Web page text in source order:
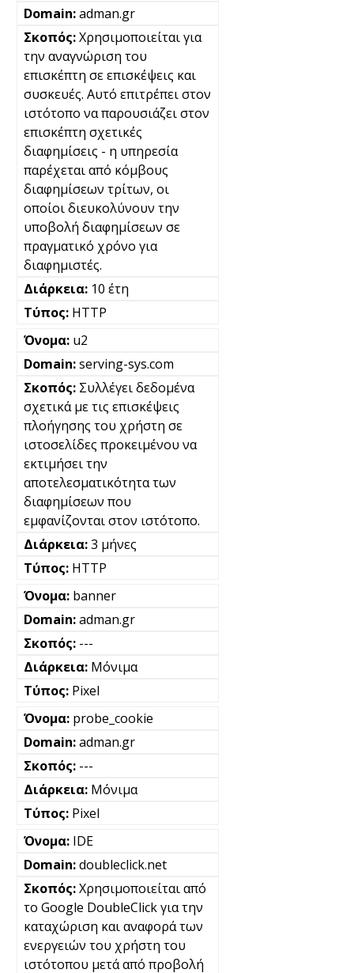
adman.gr
Χρησιμοποιείται για
την αναγνώριση του
επισκέπτη σε επισκέψεις και
συσκευές. Αυτό επιτρέπει στον
ιστότοπο να παρουσιάζει στον
επισκέπτη σχετικές
διαφημίσεις - η υπηρεσία
παρέχεται από κόμβους
διαφημίσεων τρίτων, οι
οποίοι διευκολύνουν την
υποβολή διαφημίσεων σε
πραγματικό χρόνο για
διαφημιστές.
10 έτη
HTTP
u2
serving-sys.com
Συλλέγει δεδομένα
σχετικά με τις επισκέψεις
πλοήγησης του χρήστη σε
ιστοσελίδες προκειμένου να
εκτιμήσει την
αποτελεσματικότητα των
διαφημίσεων που
εμφανίζονται στον ιστότοπο.
3 μήνες
HTTP
banner
adman.gr
---
Μόνιμα
Pixel
probe_cookie
adman.gr
---
Μόνιμα
Pixel
IDE
doubleclick.net
Χρησιμοποιείται από
το Google DoubleClick για την
καταχώριση και αναφορά των
ενεργειών του χρήστη του
ιστότοπου μετά από προβολή